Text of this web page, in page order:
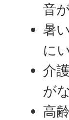
音
暑
に
介
が
高